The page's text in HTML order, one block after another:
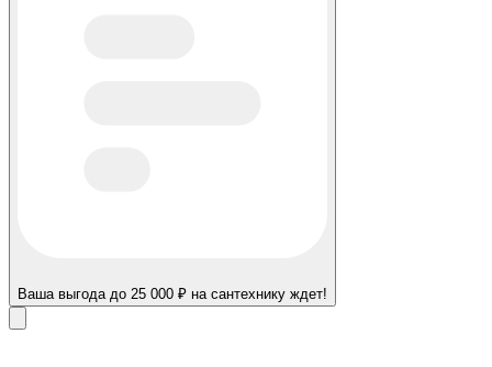
Ваша выгода до 25 000 ₽ на сантехнику ждет!